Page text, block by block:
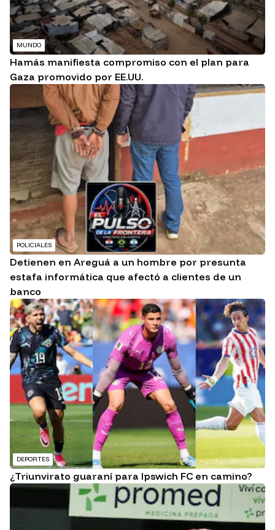
MUNDO
Hamás manifiesta compromiso con el plan para
Gaza promovido por EE.UU.
POLICIALES
Detienen en Areguá a un hombre por presunta
estafa informática que afectó a clientes de un
banco
DEPORTES
¿Triunvirato guaraní para Ipswich FC en camino?